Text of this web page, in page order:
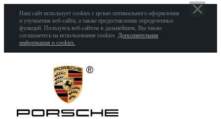
Наш сайт использует cookies с целью оптимального оформления
и улучшения веб-сайта, а также предоставления определенных
функций. Пользуясь веб-сайтом в дальнейшем, Вы также
соглашаетесь на использование cookies. Дополнительная
информация о cookies.